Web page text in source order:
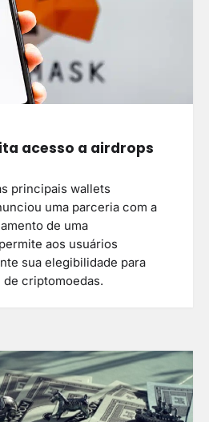
acesso a airdrops
principais wallets
uma parceria com a
de uma
aos usuários
sua elegibilidade para
criptomoedas.